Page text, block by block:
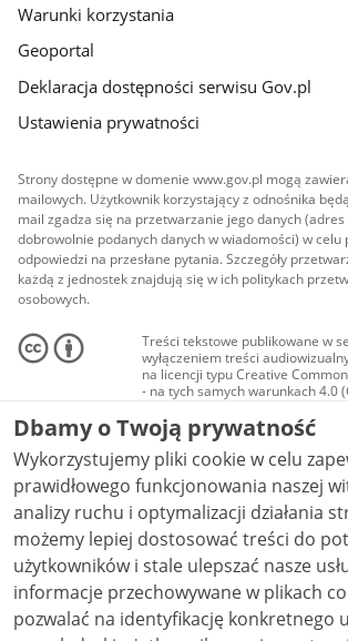
Warunki korzystania
Geoportal
Deklaracja dostępności serwisu Gov.pl
Ustawienia prywatności
Strony dostępne w domenie www.gov.pl mogą
mailowych. Użytkownik korzystający z odnośnika
mail zgadza się na przetwarzanie jego danych
dobrowolnie podanych danych w wiadomości) w celu
odpowiedzi na przesłane pytania. Szczegóły
każdą z jednostek znajdują się w ich politykach
osobowych.
Treści tekstowe publikowane w
wyłączeniem treści
na licencji typu Creative
- na tych samych warunkach 4.0
Materiały audiowizualne, w tym
audio i wideo, są udostępniane
Creative Commons: uznanie
niekomercyjne - bez utworów
NC-ND 4.0), o ile nie jest to
Dbamy o Twoją prywatność
Wykorzystujemy pliki cookie w celu
prawidłowego funkcjonowania naszej
analizy ruchu i optymalizacji działania strony.
możemy lepiej dostosować treści do
użytkowników i stale ulepszać nasze usługi.
informacje przechowywane w plikach
pozwalać na identyfikację konkretnego